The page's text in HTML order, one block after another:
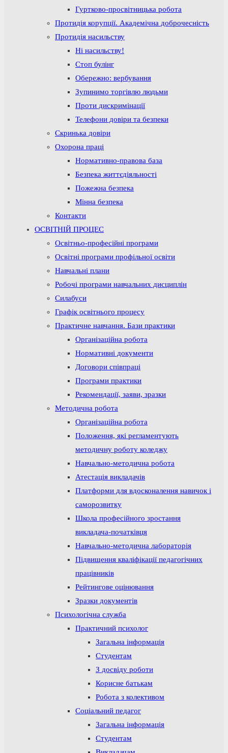
Гуртково-просвітницька робота
Протидія корупції. Академічна доброчесність
Протидія насильству
Ні насильству!
Стоп булінг
Обережно: вербування
Зупинимо торгівлю людьми
Проти дискримінації
Телефони довіри та безпеки
Скринька довіри
Охорона праці
Нормативно-правова база
Безпека життєдіяльності
Пожежна безпека
Мінна безпека
Контакти
ОСВІТНІЙ ПРОЦЕС
Освітньо-професійні програми
Освітні програми профільної освіти
Навчальні плани
Робочі програми навчальних дисциплін
Силабуси
Графік освітнього процесу
Практичне навчання. Бази практики
Організаційна робота
Нормативні документи
Договори співпраці
Програми практики
Рекомендації, заяви, зразки
Методична робота
Організаційна робота
Положення, які регламентують
методичну роботу коледжу
Навчально-методична робота
Атестація викладачів
Платформи для вдосконалення навичок і
саморозвитку
Школа професійного зростання
викладача-початківця
Навчально-методична лабораторія
Підвищення кваліфікації педагогічних
працівників
Рейтингове оцінювання
Зразки документів
Психологічна служба
Практичний психолог
Загальна інформація
Студентам
З досвіду роботи
Корисне батькам
Робота з колективом
Соціальний педагог
Загальна інформація
Студентам